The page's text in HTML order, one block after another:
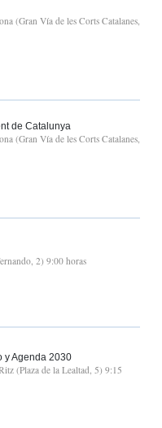
(Gran Vía de les Corts Catalanes,
de Catalunya
(Gran Vía de les Corts Catalanes,
2) 9:00 horas
y Agenda 2030
(Plaza de la Lealtad, 5) 9:15